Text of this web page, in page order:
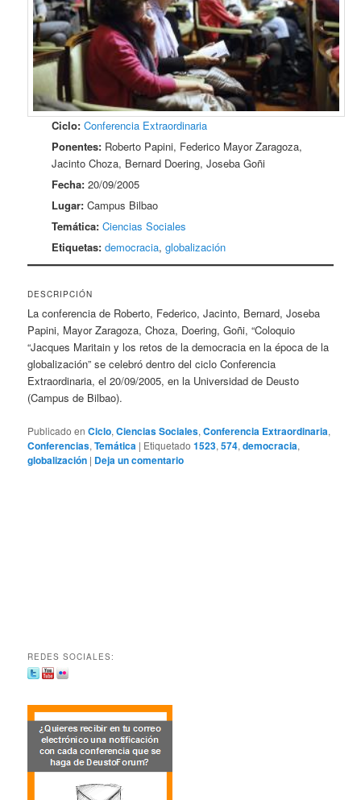
Ciclo: Conferencia Extraordinaria
Ponentes: Roberto Papini, Federico Mayor Zaragoza,
Jacinto Choza, Bernard Doering, Joseba Goñi
Fecha: 20/09/2005
Lugar: Campus Bilbao
Temática: Ciencias Sociales
Etiquetas: democracia,globalización
DESCRIPCIÓN
La conferencia de Roberto, Federico, Jacinto, Bernard, Joseba
Papini, Mayor Zaragoza, Choza, Doering, Goñi, “Coloquio
“Jacques Maritain y los retos de la democracia en la época de la
globalización” se celebró dentro del ciclo Conferencia
Extraordinaria, el 20/09/2005, en la Universidad de Deusto
(Campus de Bilbao).
Publicado en Ciclo,Ciencias Sociales,Conferencia Extraordinaria,
Conferencias,Temática | Etiquetado 1523,574,democracia,
globalización | Deja un comentario
REDES SOCIALES: